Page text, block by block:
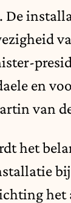
De
en
van
het
het